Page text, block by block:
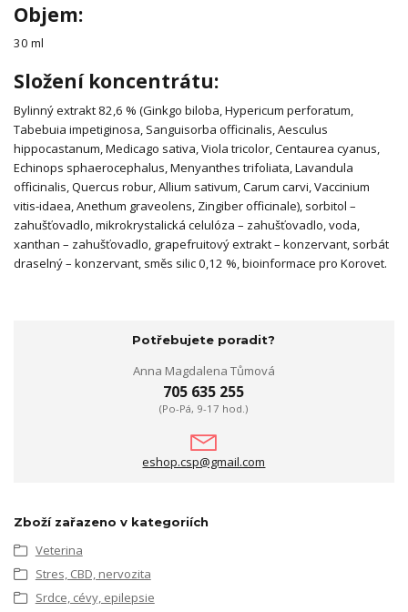
Objem:
30 ml
Složení koncentrátu:
Bylinný extrakt 82,6 % (Ginkgo biloba, Hypericum perforatum,
Tabebuia impetiginosa, Sanguisorba officinalis, Aesculus
hippocastanum, Medicago sativa, Viola tricolor, Centaurea cyanus,
Echinops sphaerocephalus, Menyanthes trifoliata, Lavandula
officinalis, Quercus robur, Allium sativum, Carum carvi, Vaccinium
vitis-idaea, Anethum graveolens, Zingiber officinale), sorbitol –
zahušťovadlo, mikrokrystalická celulóza – zahušťovadlo, voda,
xanthan – zahušťovadlo, grapefruitový extrakt – konzervant, sorbát
draselný – konzervant, směs silic 0,12 %, bioinformace pro Korovet.
Potřebujete poradit?
Anna Magdalena Tůmová
705 635 255
(Po-Pá, 9-17 hod.)
eshop.csp@gmail.com
Zboží zařazeno v kategoriích
Veterina
Stres, CBD, nervozita
Srdce, cévy, epilepsie